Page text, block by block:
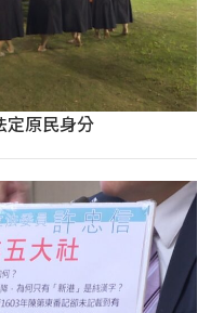
定原民身分